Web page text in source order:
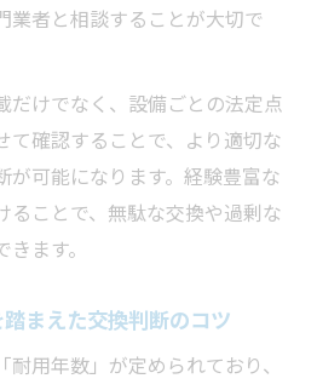
業者と相談することが大切で
だけでなく、設備ごとの法定点
て確認することで、より適切な
が可能になります。経験豊富な
ることで、無駄な交換や過剰な
ます。
まえた交換判断のコツ
用年数」が定められており、